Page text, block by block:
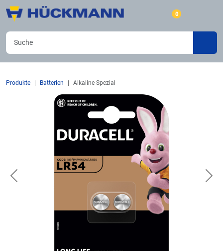
0
Produkte Batterien Alkaline Spezial
Previous